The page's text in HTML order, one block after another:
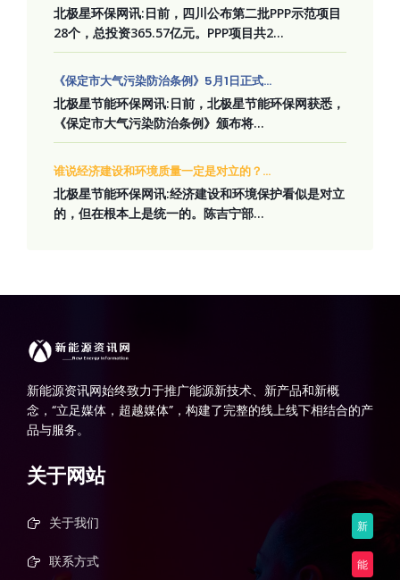
北极星环保网讯:日前，四川公布第二批PPP示范项目
28个，总投资365.57亿元。PPP项目共2...
《保定市大气污染防治条例》5月1日正式...
北极星节能环保网讯:日前，北极星节能环保网获悉，
《保定市大气污染防治条例》颁布将...
谁说经济建设和环境质量一定是对立的？...
北极星节能环保网讯:经济建设和环境保护看似是对立
的，但在根本上是统一的。陈吉宁部...
新能源资讯网始终致力于推广能源新技术、新产品和新概
念，“立足媒体，超越媒体”，构建了完整的线上线下相结合的产
品与服务。
关于网站
关于我们 新
联系方式 能